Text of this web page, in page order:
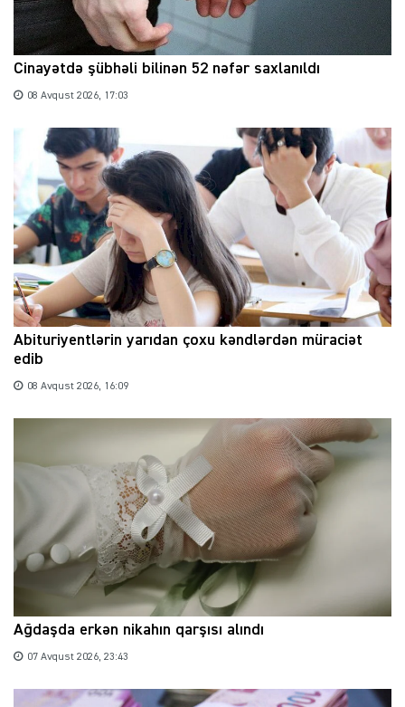
Cinayətdə şübhəli bilinən 52 nəfər saxlanıldı
08 Avqust 2026, 17:03
Abituriyentlərin yarıdan çoxu kəndlərdən müraciət
edib
08 Avqust 2026, 16:09
Ağdaşda erkən nikahın qarşısı alındı
07 Avqust 2026, 23:43